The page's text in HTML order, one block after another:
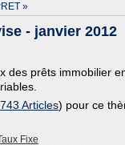
»
- janvier 2012
des prêts immobilier
743 Articles) pour ce
Fixe